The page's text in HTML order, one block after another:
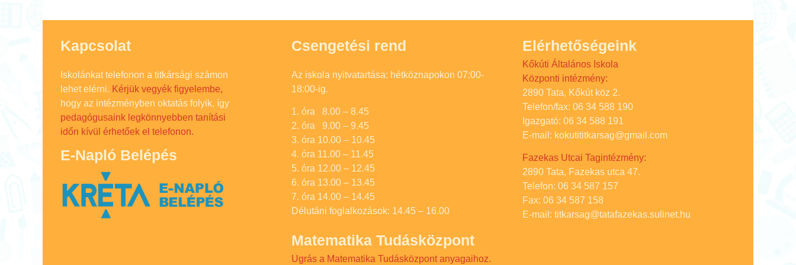
Kapcsolat
Iskolánkat telefonon a titkársági számon
lehet elérni. Kérjük vegyék figyelembe,
hogy az intézményben oktatás folyik, így
pedagógusaink legkönnyebben tanítási
időn kívül érhetőek el telefonon.
E-Napló Belépés
Csengetési rend
Az iskola nyitvatartása: hétköznapokon 07:00-
18:00-ig.
1. óra 8.00 – 8.45
2. óra 9.00 – 9.45
3. óra 10.00 – 10.45
4. óra 11.00 – 11.45
5. óra 12.00 – 12.45
6. óra 13.00 – 13.45
7. óra 14.00 – 14.45
Délutáni foglalkozások: 14.45 – 16.00
Matematika Tudásközpont
Ugrás a Matematika Tudásközpont anyagaihoz.
Elérhetőségeink
Kőkúti Általános Iskola
Központi intézmény:
2890 Tata, Kőkút köz 2.
Telefon/fax: 06 34 588 190
Igazgató: 06 34 588 191
E-mail: kokutititkarsag@gmail.com
Fazekas Utcai Tagintézmény:
2890 Tata, Fazekas utca 47.
Telefon: 06 34 587 157
Fax: 06 34 587 158
E-mail: titkarsag@tatafazekas.sulinet.hu